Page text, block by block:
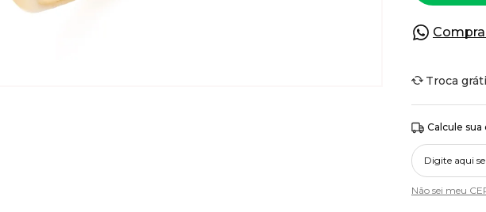
Troca
Calcule
Não sei meu